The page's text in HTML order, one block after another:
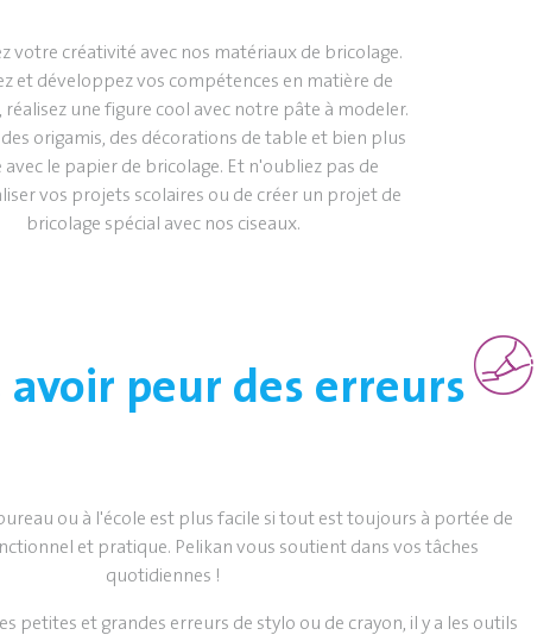
votre créativité avec nos matériaux de bricolage.
et développez vos compétences en matière de
réalisez une figure cool avec notre pâte à modeler.
origamis, des décorations de table et bien plus
avec le papier de bricolage. Et n'oubliez pas de
vos projets scolaires ou de créer un projet de
bricolage spécial avec nos ciseaux.
avoir peur des erreurs
ou à l'école est plus facile si tout est toujours à portée de
et pratique. Pelikan vous soutient dans vos tâches
quotidiennes !
petites et grandes erreurs de stylo ou de crayon, il y a les outils